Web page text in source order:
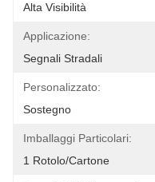
Alta Visibilità
Applicazione:
Segnali Stradali
Personalizzato:
Sostegno
Imballaggi Particolari:
1 Rotolo/cartone